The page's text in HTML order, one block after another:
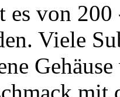
es von
Viele